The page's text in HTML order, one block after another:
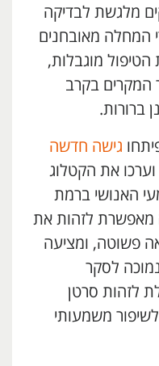
מלגשת לבדיקה
המחלה מאובחנים
מוגבלות,
המקרים בקרב
ברורות.
גישה חדשה
את הקטלוג
האנושי ברמת
מאפשרת לזהות את
פשוטה, ומציעה
לסקר
לזהות סרטן
משמעותי